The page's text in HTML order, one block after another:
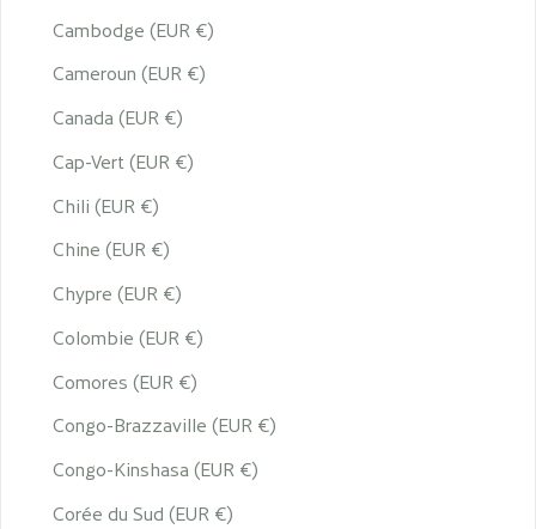
Cambodge (EUR €)
Cameroun (EUR €)
Canada (EUR €)
Cap-Vert (EUR €)
Chili (EUR €)
Chine (EUR €)
Chypre (EUR €)
Colombie (EUR €)
Comores (EUR €)
Congo-Brazzaville (EUR €)
Congo-Kinshasa (EUR €)
Corée du Sud (EUR €)